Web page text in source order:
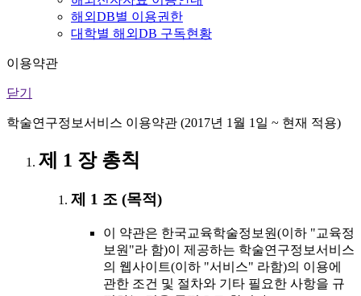
해외DB별 이용권한
대학별 해외DB 구독현황
이용약관
닫기
학술연구정보서비스 이용약관 (2017년 1월 1일 ~ 현재 적용)
제 1 장 총칙
제 1 조 (목적)
이 약관은 한국교육학술정보원(이하 "교육정
보원"라 함)이 제공하는 학술연구정보서비스
의 웹사이트(이하 "서비스" 라함)의 이용에
관한 조건 및 절차와 기타 필요한 사항을 규